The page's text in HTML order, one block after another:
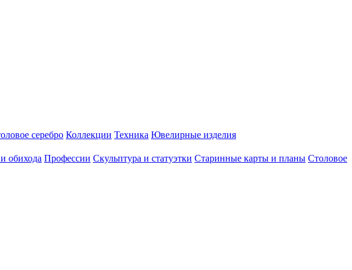
серебро Коллекции Техника Ювелирные изделия
обихода Профессии Скульптура и статуэтки Старинные карты и планы Столовое